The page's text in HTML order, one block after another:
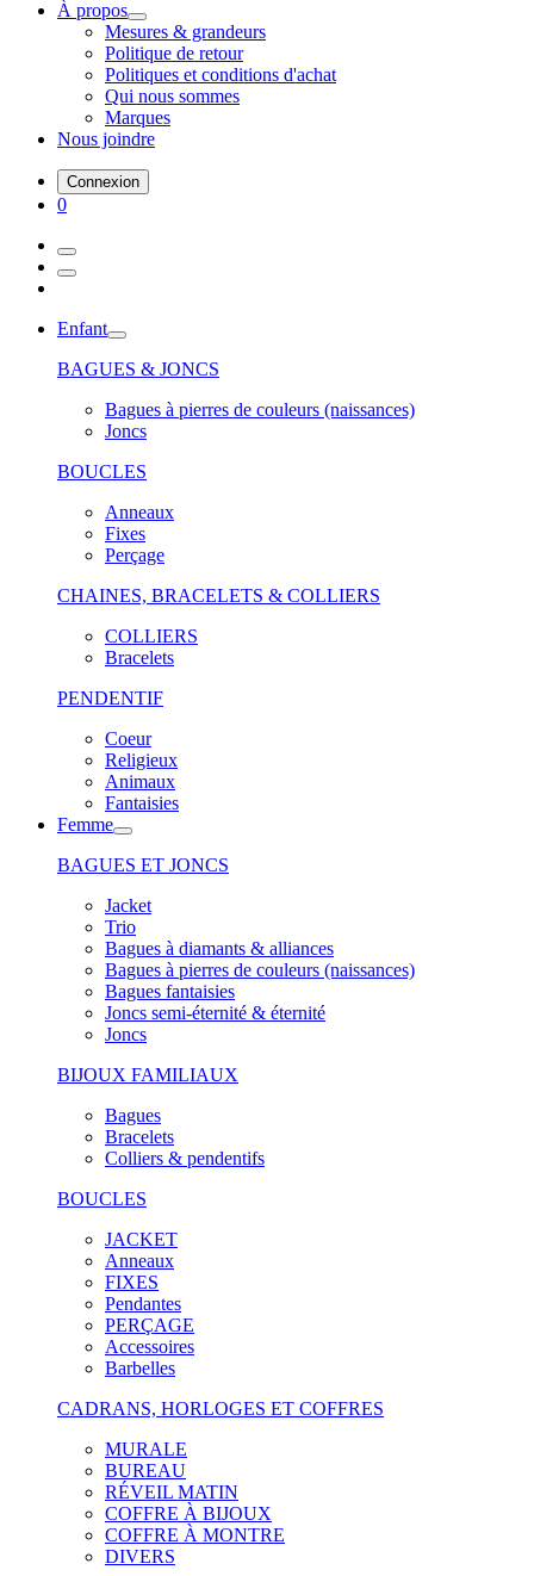
À propos
Mesures & grandeurs
Politique de retour
Politiques et conditions d'achat
Qui nous sommes
Marques
Nous joindre
Connexion
0
Enfant
BAGUES & JONCS
Bagues à pierres de couleurs (naissances)
Joncs
BOUCLES
Anneaux
Fixes
Perçage
CHAINES, BRACELETS & COLLIERS
COLLIERS
Bracelets
PENDENTIF
Coeur
Religieux
Animaux
Fantaisies
Femme
BAGUES ET JONCS
Jacket
Trio
Bagues à diamants & alliances
Bagues à pierres de couleurs (naissances)
Bagues fantaisies
Joncs semi-éternité & éternité
Joncs
BIJOUX FAMILIAUX
Bagues
Bracelets
Colliers & pendentifs
BOUCLES
JACKET
Anneaux
FIXES
Pendantes
PERÇAGE
Accessoires
Barbelles
CADRANS, HORLOGES ET COFFRES
MURALE
BUREAU
RÉVEIL MATIN
COFFRE À BIJOUX
COFFRE À MONTRE
DIVERS